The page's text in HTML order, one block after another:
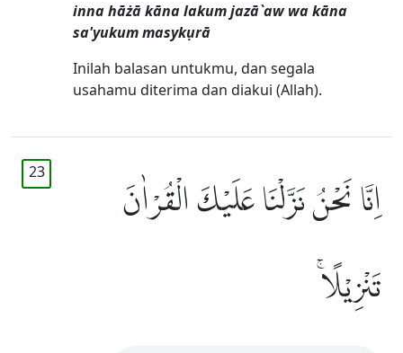
inna hāżā kāna lakum jazā`aw wa kāna
sa'yukum masykụrā
Inilah balasan untukmu, dan segala
usahamu diterima dan diakui (Allah).
23
اِنَّا نَحْنُ نَزَّلْنَا عَلَيْكَ الْقُرْاٰنَ
تَنْزِيْلًاۚ